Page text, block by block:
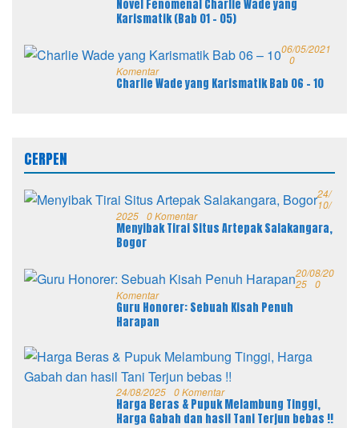
Novel Fenomenal Charlie Wade yang
Karismatik (Bab 01 – 05)
06/05/2021
0
Komentar
Charlie Wade yang Karismatik Bab 06 – 10
CERPEN
24/
10/
2025 0 Komentar
Menyibak Tirai Situs Artepak Salakangara,
Bogor
20/08/20
25 0
Komentar
Guru Honorer: Sebuah Kisah Penuh
Harapan
24/08/2025 0 Komentar
Harga Beras & Pupuk Melambung Tinggi,
Harga Gabah dan hasil Tani Terjun bebas !!